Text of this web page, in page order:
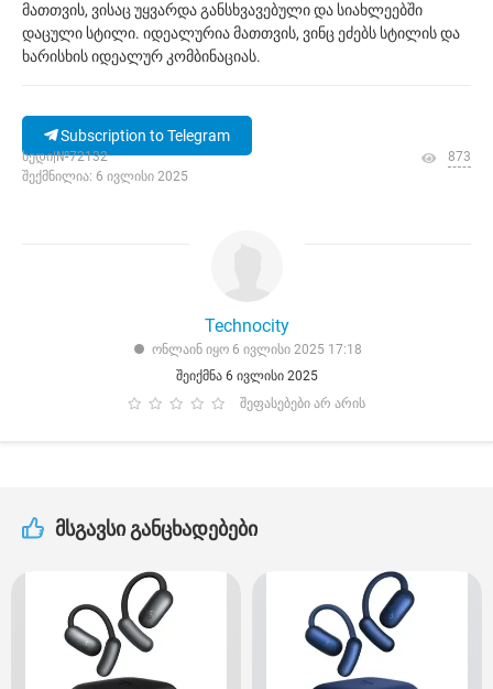
მათთვის, ვისაც უყვარდა განსხვავებული და სიახლეებში
დაცული სტილი. იდეალურია მათთვის, ვინც ეძებს სტილის და
ხარისხის იდეალურ კომბინაციას.
Subscription to Telegram
ხედი|№72132
შექმნილია: 6 ივლისი 2025
873
Technocity
ონლაინ იყო 6 ივლისი 2025 17:18
შეიქმნა 6 ივლისი 2025
შეფასებები არ არის
მსგავსი განცხადებები